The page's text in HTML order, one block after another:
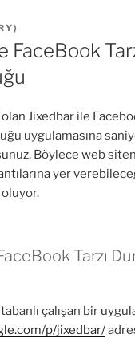
)
FaceBook
Jixedbar ile
uygulamasına
Böylece web
yer
Tarzı
çalışan bir
p/jixedbar/